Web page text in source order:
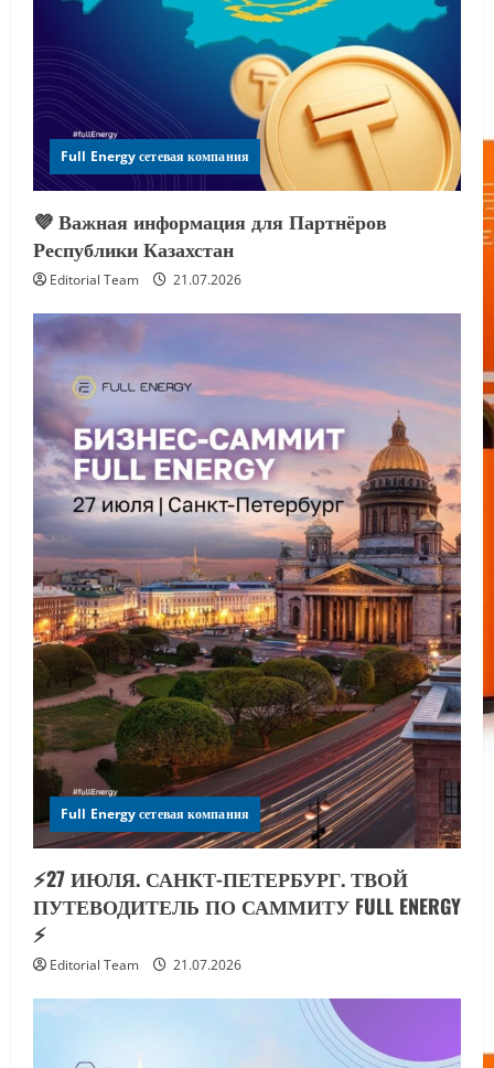
Full Energy сетевая компания
💜 Важная информация для Партнёров
Республики Казахстан
Editorial Team 21.07.2026
Full Energy сетевая компания
⚡️27 ИЮЛЯ. САНКТ-ПЕТЕРБУРГ. ТВОЙ
ПУТЕВОДИТЕЛЬ ПО САММИТУ FULL ENERGY
⚡️
Editorial Team 21.07.2026